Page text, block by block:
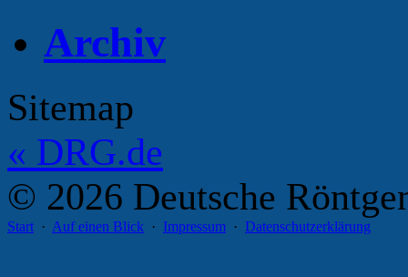
Archiv
Sitemap
« DRG.de
© 2026 Deutsche
Start · Auf einen Blick · Impressum · Datenschutzerklärung